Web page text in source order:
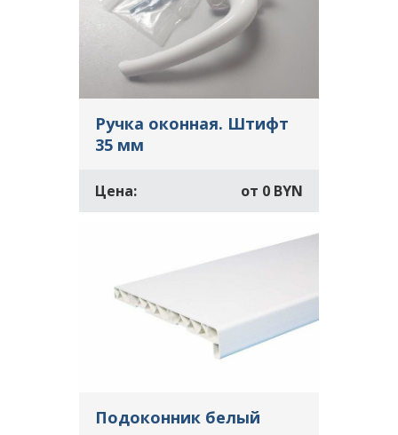
Ручка оконная. Штифт
35 мм
Цена: от 0 BYN
Подоконник белый